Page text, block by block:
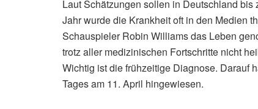
Laut Schätzungen sollen in Deutschland
Jahr wurde die Krankheit oft in den Medien
Schauspieler Robin Williams das Leben
trotz aller medizinischen Fortschritte nicht
Wichtig ist die frühzeitige Diagnose. Darauf
Tages am 11. April hingewiesen.